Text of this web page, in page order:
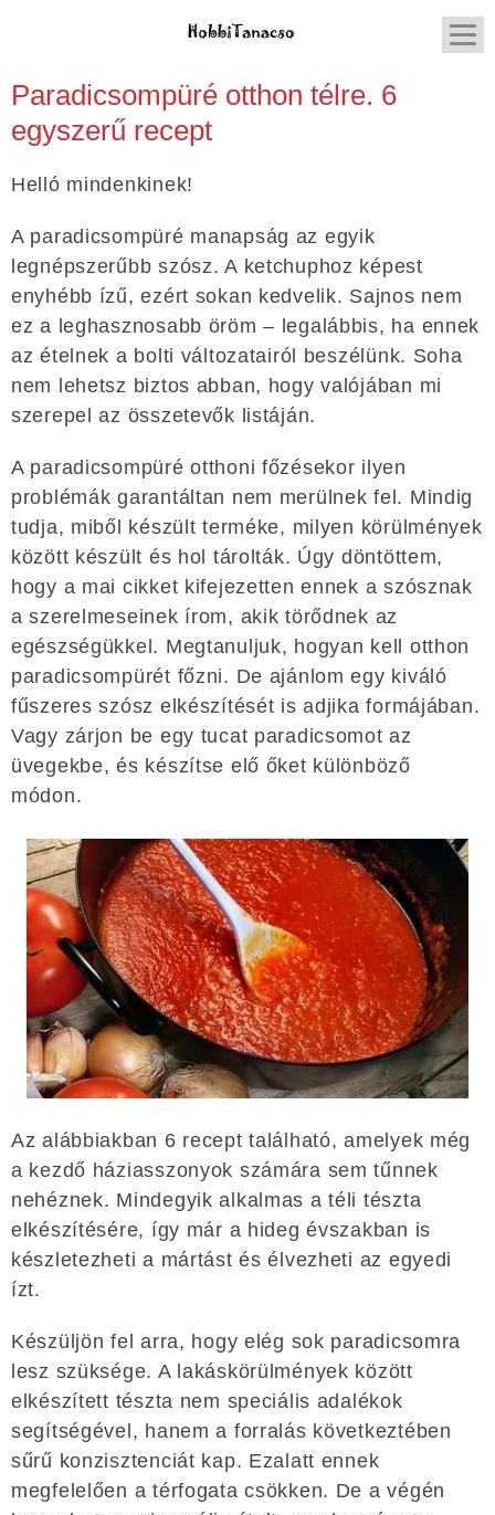
Paradicsompüré otthon télre. 6
egyszerű recept
Helló mindenkinek!
A paradicsompüré manapság az egyik
legnépszerűbb szósz. A ketchuphoz képest
enyhébb ízű, ezért sokan kedvelik. Sajnos nem
ez a leghasznosabb öröm – legalábbis, ha ennek
az ételnek a bolti változatairól beszélünk. Soha
nem lehetsz biztos abban, hogy valójában mi
szerepel az összetevők listáján.
A paradicsompüré otthoni főzésekor ilyen
problémák garantáltan nem merülnek fel. Mindig
tudja, miből készült terméke, milyen körülmények
között készült és hol tárolták. Úgy döntöttem,
hogy a mai cikket kifejezetten ennek a szósznak
a szerelmeseinek írom, akik törődnek az
egészségükkel. Megtanuljuk, hogyan kell otthon
paradicsompürét főzni. De ajánlom egy kiváló
fűszeres szósz elkészítését is adjika formájában.
Vagy zárjon be egy tucat paradicsomot az
üvegekbe, és készítse elő őket különböző
módon.
Az alábbiakban 6 recept található, amelyek még
a kezdő háziasszonyok számára sem tűnnek
nehéznek. Mindegyik alkalmas a téli tészta
elkészítésére, így már a hideg évszakban is
készletezheti a mártást és élvezheti az egyedi
ízt.
Készüljön fel arra, hogy elég sok paradicsomra
lesz szüksége. A lakáskörülmények között
elkészített tészta nem speciális adalékok
segítségével, hanem a forralás következtében
sűrű konzisztenciát kap. Ezalatt ennek
megfelelően a térfogata csökken. De a végén